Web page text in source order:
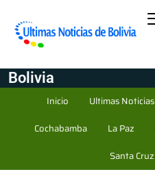
Bolivia
Inicio Ultimas Noticias
Cochabamba
La Paz
Santa Cruz